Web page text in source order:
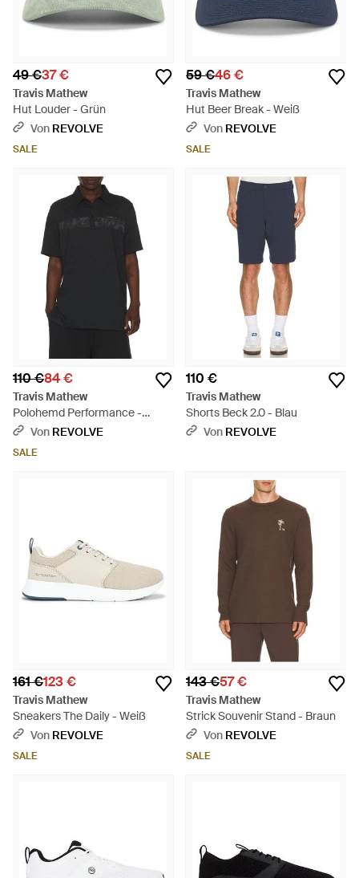
49 €37 €
Travis Mathew
Hut Louder - Grün
Von REVOLVE
SALE
59 €46 €
Travis Mathew
Hut Beer Break - Weiß
Von REVOLVE
SALE
110 €84 €
Travis Mathew
Polohemd Performance -
Schwarz
Von REVOLVE
SALE
110 €
Travis Mathew
Shorts Beck 2.0 - Blau
Von REVOLVE
161 €123 €
Travis Mathew
Sneakers The Daily - Weiß
Von REVOLVE
SALE
143 €57 €
Travis Mathew
Strick Souvenir Stand - Braun
Von REVOLVE
SALE